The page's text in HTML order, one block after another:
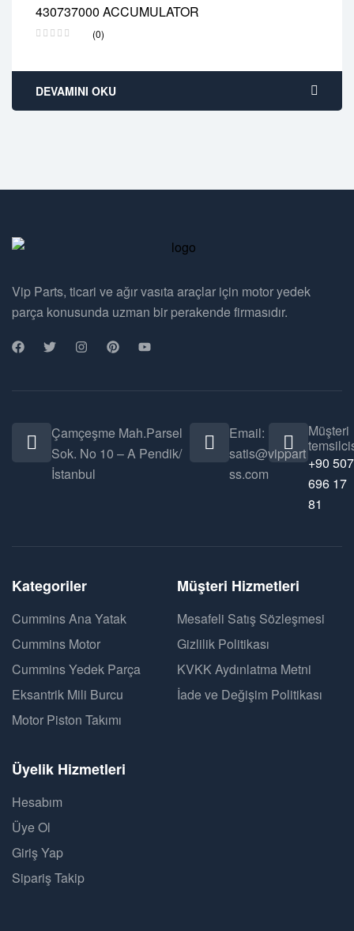
430737000 ACCUMULATOR
(0)
2 years warranty
Delivery time: 1-2 business days
DEVAMINI OKU
Vip Parts, ticari ve ağır vasıta araçlar için motor yedek
parça konusunda uzman bir perakende firmasıdır.
Çamçeşme Mah.Parsel
Sok. No 10 – A Pendik/
İstanbul
Email:
satis@vippart
ss.com
Müşteri
+90 507
696 17
81
Kategoriler
Cummins Ana Yatak
Cummins Motor
Cummins Yedek Parça
Eksantrik Mili Burcu
Motor Piston Takımı
Müşteri Hizmetleri
Mesafeli Satış Sözleşmesi
Gizlilik Politikası
KVKK Aydınlatma Metni
İade ve Değişim Politikası
Üyelik Hizmetleri
Hesabım
Üye Ol
Giriş Yap
Sipariş Takip